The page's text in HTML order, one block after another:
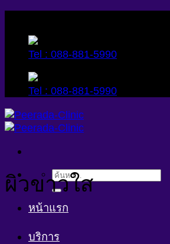
content
Tel : 088-881-5990
Tel : 088-881-5990
ค้นหา:
หน้าแรก
บริการ
ผิวขาวใส